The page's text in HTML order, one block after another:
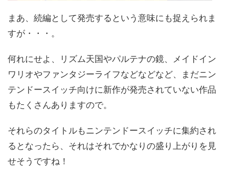
まあ、続編として発売するという意味にも捉えられま
すが・・・。
何れにせよ、リズム天国やパルテナの鏡、メイドイン
ワリオやファンタジーライフなどなどなど、まだニン
テンドースイッチ向けに新作が発売されていない作品
もたくさんありますので。
それらのタイトルもニンテンドースイッチに集約され
るとなったら、それはそれでかなりの盛り上がりを見
せそうですね！